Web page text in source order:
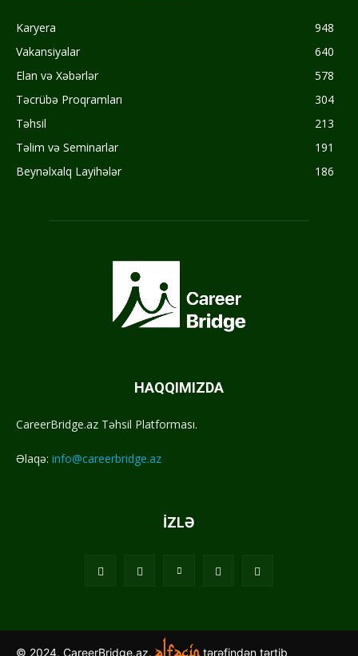
Karyera
948
Vakansiyalar
640
Elan və Xəbərlər
578
Təcrübə Proqramları
304
Təhsil
213
Təlim və Seminarlar
191
Beynəlxalq Layihələr
186
HAQQIMIZDA
CareerBridge.az Təhsil Platforması.
Əlaqə: info@careerbridge.az
İZLƏ
© 2024, CareerBridge.az. tərəfindən tərtib